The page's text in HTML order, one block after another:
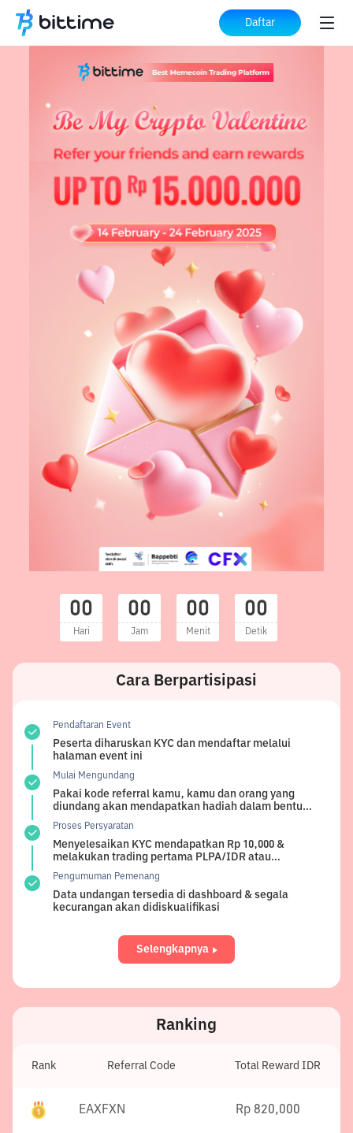
Daftar
00
Hari
00
Jam
00
Menit
00
Detik
Cara Berpartisipasi
Pendaftaran Event
Peserta diharuskan KYC dan mendaftar melalui
halaman event ini
Mulai Mengundang
Pakai kode referral kamu, kamu dan orang yang
diundang akan mendapatkan hadiah dalam bentuk
USDT
Proses Persyaratan
Menyelesaikan KYC mendapatkan Rp 10,000 &
melakukan trading pertama PLPA/IDR atau
PLPA/USDT akan mendapatkan tambahan Rp
15,000, Special bonus untuk Rate dan Review
Bittime App di Google Play atau Apple Store akan
mendapatkan Rp 30,000
Pengumuman Pemenang
Data undangan tersedia di dashboard & segala
kecurangan akan didiskualifikasi
Selengkapnya
Ranking
Rank Referral Code Total Reward IDR
EAXFXN Rp 820,000